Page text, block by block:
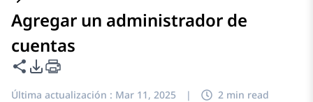
Agregar un administrador de
cuentas
Compartir esta página
Opciones de exportación de PDF
Última actualización : Mar 11, 2025 | 2 min read